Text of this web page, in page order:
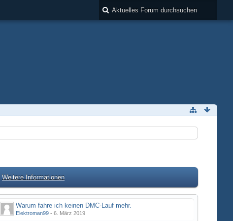
Weitere Informationen
Warum fahre ich keinen DMC-Lauf mehr.
Elektroman99- 6. März 2019